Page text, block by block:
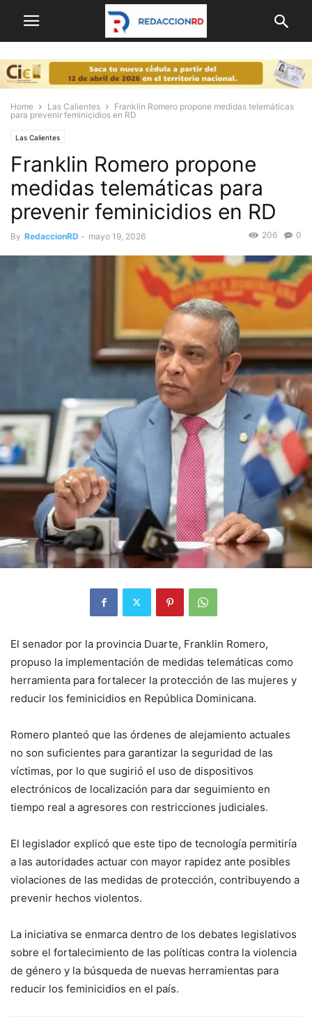
Home Las Calientes
Franklin Romero propone medidas telemáticas
para prevenir feminicidios en RD
Las Calientes
Franklin Romero propone
medidas telemáticas para
prevenir feminicidios en RD
By RedaccionRD - mayo 19, 2026 0
206
El senador por la provincia Duarte, Franklin Romero,
propuso la implementación de medidas telemáticas como
herramienta para fortalecer la protección de las mujeres y
reducir los feminicidios en República Dominicana.
Romero planteó que las órdenes de alejamiento actuales
no son suficientes para garantizar la seguridad de las
víctimas, por lo que sugirió el uso de dispositivos
electrónicos de localización para dar seguimiento en
tiempo real a agresores con restricciones judiciales.
El legislador explicó que este tipo de tecnología permitiría
a las autoridades actuar con mayor rapidez ante posibles
violaciones de las medidas de protección, contribuyendo a
prevenir hechos violentos.
La iniciativa se enmarca dentro de los debates legislativos
sobre el fortalecimiento de las políticas contra la violencia
de género y la búsqueda de nuevas herramientas para
reducir los feminicidios en el país.